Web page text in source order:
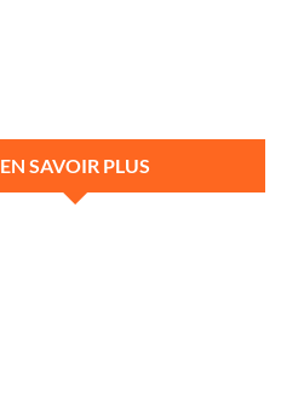
EN SAVOIR PLUS